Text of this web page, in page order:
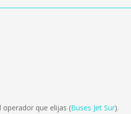
operador que elijas (Buses Jet Sur).